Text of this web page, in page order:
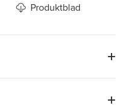
Produktblad